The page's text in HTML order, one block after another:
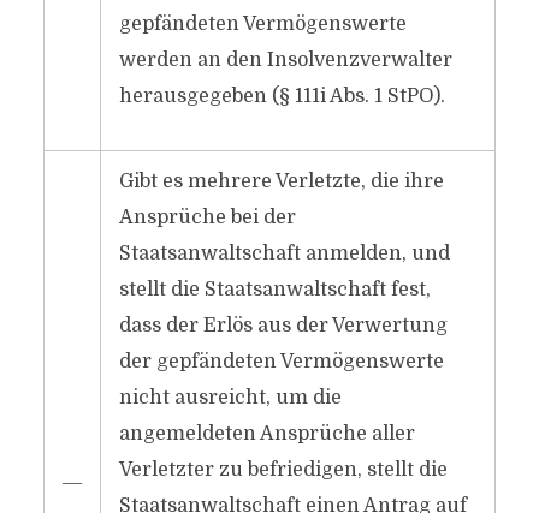
gepfändeten Vermögenswerte
werden an den Insolvenzverwalter
herausgegeben (§ 111i Abs. 1 StPO).
―
Gibt es mehrere Verletzte, die ihre
Ansprüche bei der
Staatsanwaltschaft anmelden, und
stellt die Staatsanwaltschaft fest,
dass der Erlös aus der Verwertung
der gepfändeten Vermögenswerte
nicht ausreicht, um die
angemeldeten Ansprüche aller
Verletzter zu befriedigen, stellt die
Staatsanwaltschaft einen Antrag auf